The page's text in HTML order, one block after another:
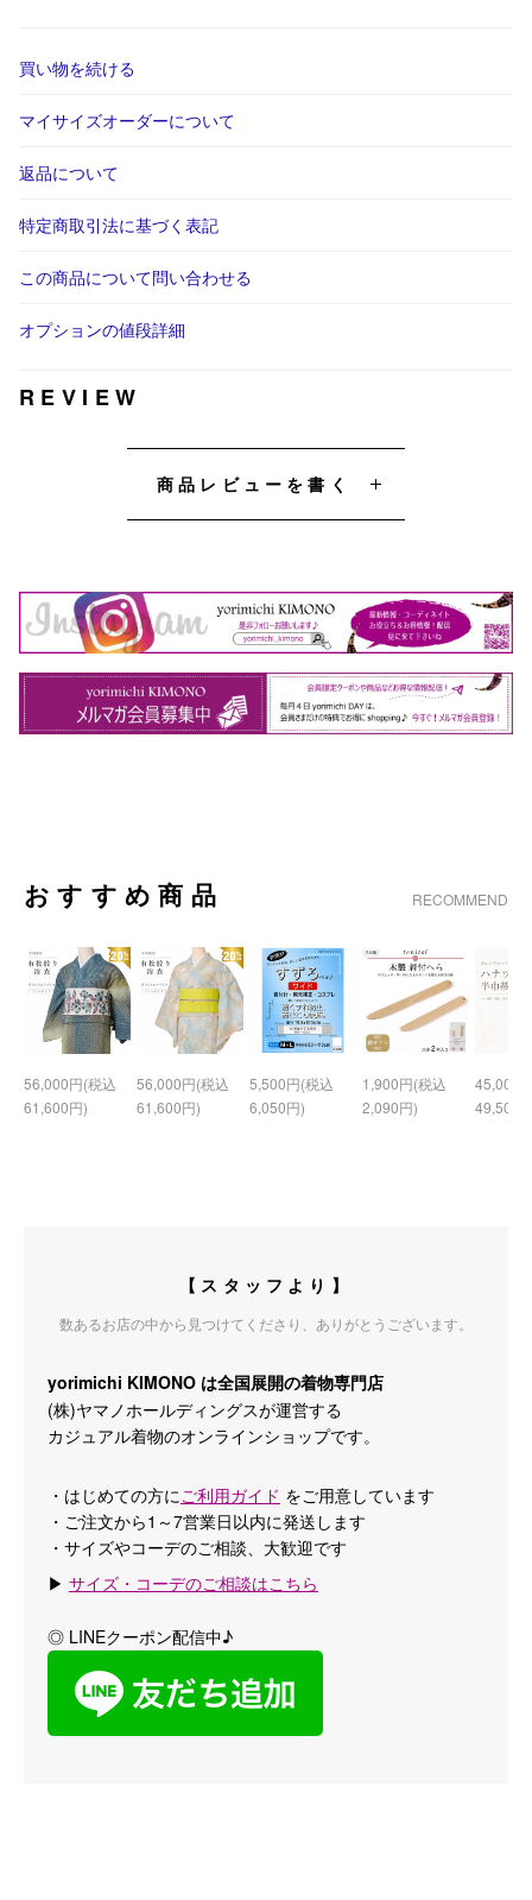
買い物を続ける
マイサイズオーダーについて
返品について
特定商取引法に基づく表記
この商品について問い合わせる
オプションの値段詳細
REVIEW
商品レビューを書く
おすすめ商品 RECOMMEND
56,000円(税込
61,600円)
56,000円(税込
61,600円)
5,500円(税込
6,050円)
1,900円(税込
2,090円)
45,000
49,500
【スタッフより】
数あるお店の中から見つけてくださり、ありがとうございます。
yorimichi KIMONO は全国展開の着物専門店
(株)ヤマノホールディングスが運営する
カジュアル着物のオンラインショップです。
・はじめての方に ご利用ガイド をご用意しています
・ご注文から1～7営業日以内に発送します
・サイズやコーデのご相談、大歓迎です
▶ サイズ・コーデのご相談はこちら
◎ LINEクーポン配信中♪